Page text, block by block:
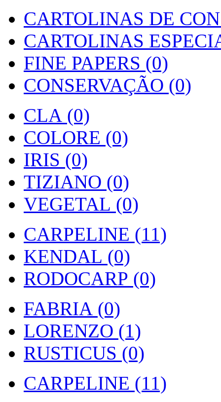
CARTOLINAS DE
CARTOLINAS
FINE PAPERS (0)
CONSERVAÇÃO (0)
CLA (0)
COLORE (0)
IRIS (0)
TIZIANO (0)
VEGETAL (0)
CARPELINE (11)
KENDAL (0)
RODOCARP (0)
FABRIA (0)
LORENZO (1)
RUSTICUS (0)
CARPELINE (11)